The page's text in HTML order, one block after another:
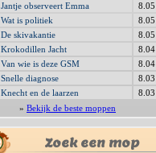
Jantje observeert Emma
8.05
Wat is politiek
8.05
De skivakantie
8.05
Krokodillen Jacht
8.04
Van wie is deze GSM
8.04
Snelle diagnose
8.03
Knecht en de laarzen
8.03
» Bekijk de beste moppen
Zoek een mop